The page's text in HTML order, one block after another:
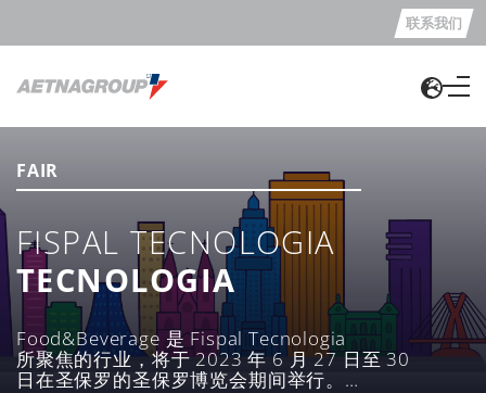
联系我们
FAIR
FISPAL TECNOLOGIA
TECNOLOGIA
Food&Beverage 是 Fispal Tecnologia
所聚焦的行业，将于 2023 年 6 月 27 日至 30
日在圣保罗的圣保罗博览会期间举行。